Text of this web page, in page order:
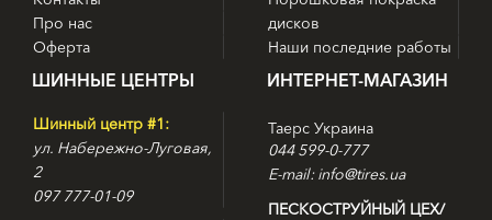
Про нас
Оферта
дисков
Наши последние работы
ШИННЫЕ ЦЕНТРЫ
Шинный центр #1:
ул. Набережно-Луговая,
2
097 777-01-09
ИНТЕРНЕТ-МАГАЗИН
Таерс Украина
044 599-0-777
E-mail: info@tires.ua
ПЕСКОСТРУЙНЫЙ ЦЕХ/